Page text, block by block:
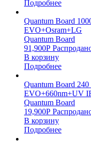
Подробнее
Quantum Board
EVO+Osram+LG
Quantum Board
91,900Р
В корзину
Подробнее
Quantum Board
EVO+660nm+UV
Quantum Board
19,900Р
В корзину
Подробнее